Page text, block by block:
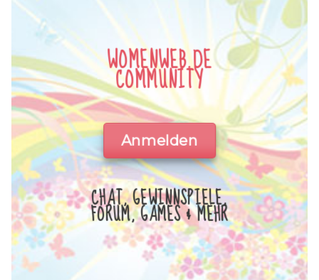
WOMENWEB.DE
COMMUNITY
Anmelden
CHAT, GEWINNSPIELE,
FORUM, GAMES & MEHR